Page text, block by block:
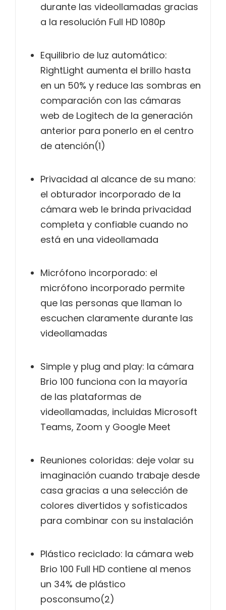
durante las videollamadas gracias
a la resolución Full HD 1080p
Equilibrio de luz automático:
RightLight aumenta el brillo hasta
en un 50% y reduce las sombras en
comparación con las cámaras
web de Logitech de la generación
anterior para ponerlo en el centro
de atención(1)
Privacidad al alcance de su mano:
el obturador incorporado de la
cámara web le brinda privacidad
completa y confiable cuando no
está en una videollamada
Micrófono incorporado: el
micrófono incorporado permite
que las personas que llaman lo
escuchen claramente durante las
videollamadas
Simple y plug and play: la cámara
Brio 100 funciona con la mayoría
de las plataformas de
videollamadas, incluidas Microsoft
Teams, Zoom y Google Meet
Reuniones coloridas: deje volar su
imaginación cuando trabaje desde
casa gracias a una selección de
colores divertidos y sofisticados
para combinar con su instalación
Plástico reciclado: la cámara web
Brio 100 Full HD contiene al menos
un 34% de plástico
posconsumo(2)